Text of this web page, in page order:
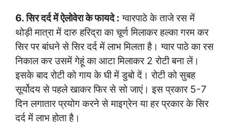
6. सिर दर्द में ऐलोवेरा के फायदे : ग्वारपाठे के ताजे रस में
थोड़ी मात्रा में दारु हरिद्रा का चूर्ण मिलाकर हल्का गरम कर
सिर पर बांधने से सिर दर्द में लाभ मिलता है। ग्वार पाठे का रस
निकाल कर उसमें गेहूं का आटा मिलाकर 2 रोटी बना लें।
इसके बाद रोटी को गाय के घी में डुबो दें। रोटी को सुबह
सूर्योदय से पहले खाकर फिर से सो जाएं। इस प्रकार 5-7
दिन लगातार प्रयोग करने से माइग्रेन या हर प्रकार के सिर
दर्द में लाभ होता है।